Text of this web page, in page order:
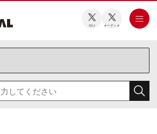
CDJ オーディオ